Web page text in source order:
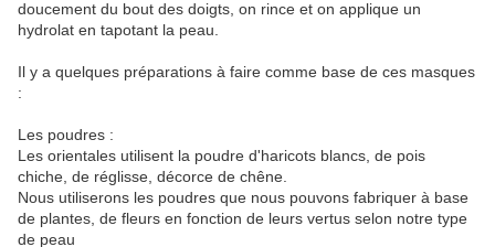
doucement du bout des doigts, on rince et on applique un
hydrolat en tapotant la peau.
Il y a quelques préparations à faire comme base de ces masques
:
Les poudres :
Les orientales utilisent la poudre d'haricots blancs, de pois
chiche, de réglisse, décorce de chêne.
Nous utiliserons les poudres que nous pouvons fabriquer à base
de plantes, de fleurs en fonction de leurs vertus selon notre type
de peau